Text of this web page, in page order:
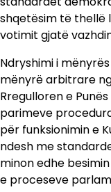
shqetësim të thellë
votimit gjatë
Ndryshimi i
mënyrë arbitrare
Rregulloren e
parimeve
për funksionimin e
ndesh me
minon edhe
e proceseve